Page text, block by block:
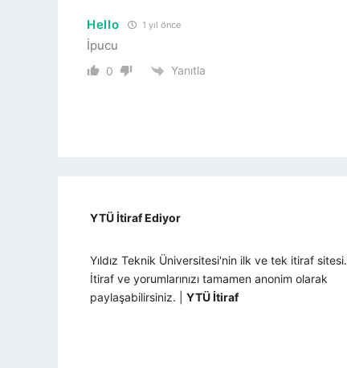
Hello 1 yıl önce
İpucu
0 Yanıtla
YTÜ İtiraf Ediyor
Yıldız Teknik Üniversitesi'nin ilk ve tek itiraf sitesi.
İtiraf ve yorumlarınızı tamamen anonim olarak
paylaşabilirsiniz. | YTÜ İtiraf